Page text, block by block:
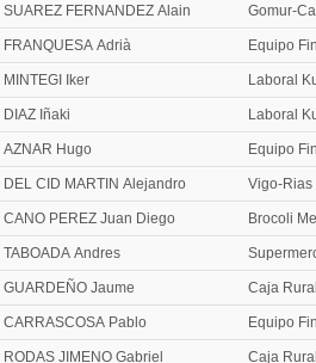
SUAREZ FERNANDEZ Alain Gomur-
FRANQUESA Adrià Equipo
MINTEGI Iker Laboral
DIAZ Iñaki Laboral
AZNAR Hugo Equipo
DEL CID MARTIN Alejandro Vigo-Rias
CANO PEREZ Juan Diego Brocoli
TABOADA Andres
GUARDEÑO Jaume Caja
CARRASCOSA Pablo Equipo
RODAS JIMENO Gabriel Caja